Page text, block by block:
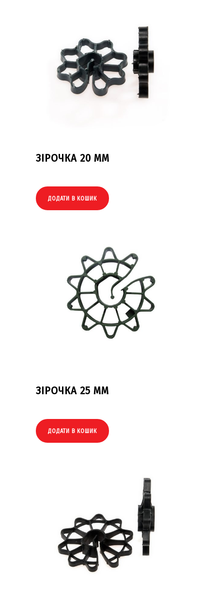
ЗІРОЧКА 20 ММ
ДОДАТИ В КОШИК
ЗІРОЧКА 25 ММ
ДОДАТИ В КОШИК